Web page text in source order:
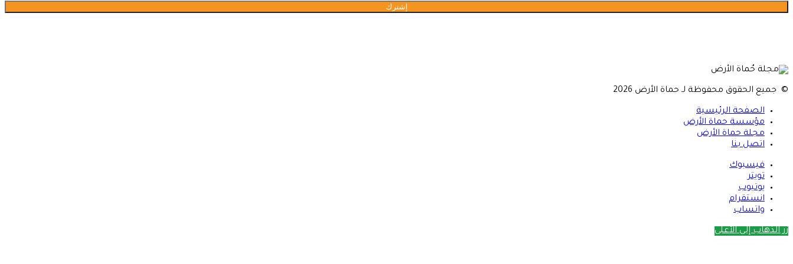
© جميع الحقوق محفوظة لـ حماة الأرض 2026
الصفحة الرئيسية
مؤسسة حماة الأرض
مجلة حماة الأرض
اتصل بنا
فيسبوك
تويتر
يوتيوب
انستقرام
واتساب
زر الذهاب إلى الأعلى